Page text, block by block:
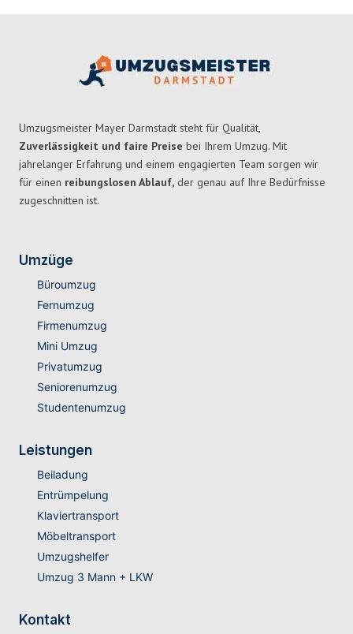
Umzugsmeister Mayer Darmstadt steht für Qualität,
Zuverlässigkeit und faire Preise bei Ihrem Umzug. Mit
jahrelanger Erfahrung und einem engagierten Team sorgen wir
für einen reibungslosen Ablauf, der genau auf Ihre Bedürfnisse
zugeschnitten ist.
Umzüge
Büroumzug
Fernumzug
Firmenumzug
Mini Umzug
Privatumzug
Seniorenumzug
Studentenumzug
Leistungen
Beiladung
Entrümpelung
Klaviertransport
Möbeltransport
Umzugshelfer
Umzug 3 Mann + LKW
Kontakt